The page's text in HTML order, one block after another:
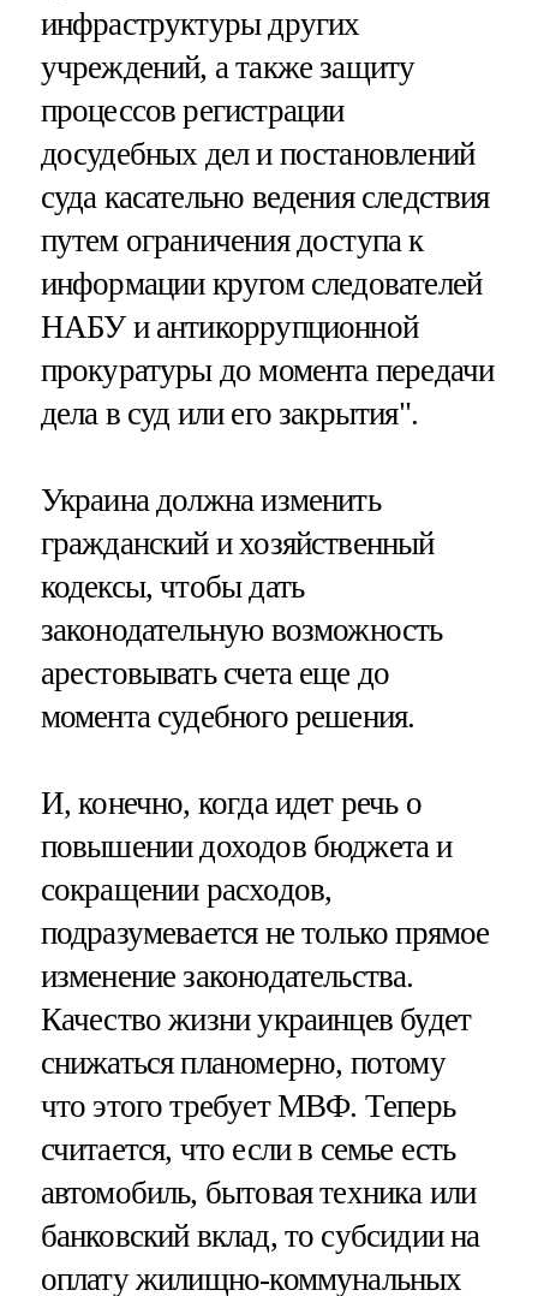
инфраструктуры других
учреждений, а также защиту
процессов регистрации
досудебных дел и постановлений
суда касательно ведения следствия
путем ограничения доступа к
информации кругом следователей
НАБУ и антикоррупционной
прокуратуры до момента передачи
дела в суд или его закрытия".
Украина должна изменить
гражданский и хозяйственный
кодексы, чтобы дать
законодательную возможность
арестовывать счета еще до
момента судебного решения.
И, конечно, когда идет речь о
повышении доходов бюджета и
сокращении расходов,
подразумевается не только прямое
изменение законодательства.
Качество жизни украинцев будет
снижаться планомерно, потому
что этого требует МВФ. Теперь
считается, что если в семье есть
автомобиль, бытовая техника или
банковский вклад, то субсидии на
оплату жилищно-коммунальных